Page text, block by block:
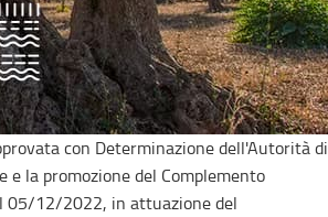
con Determinazione dell'Autorità di
la promozione del Complemento
05/12/2022, in attuazione del